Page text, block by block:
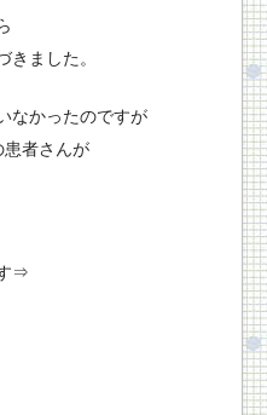
きました。
なかったのですが
患者さんが
⇒